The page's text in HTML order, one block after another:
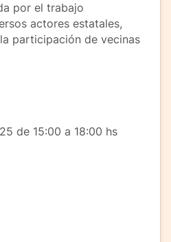
por el trabajo
actores estatales,
participación de vecinas
de 15:00 a 18:00 hs